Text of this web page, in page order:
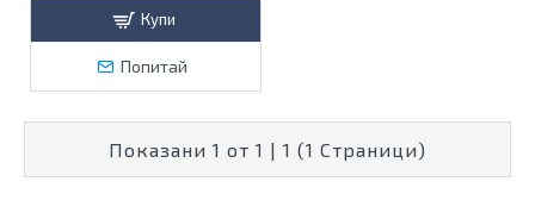
Купи
Попитай
Показани 1 от 1 | 1 (1 Страници)